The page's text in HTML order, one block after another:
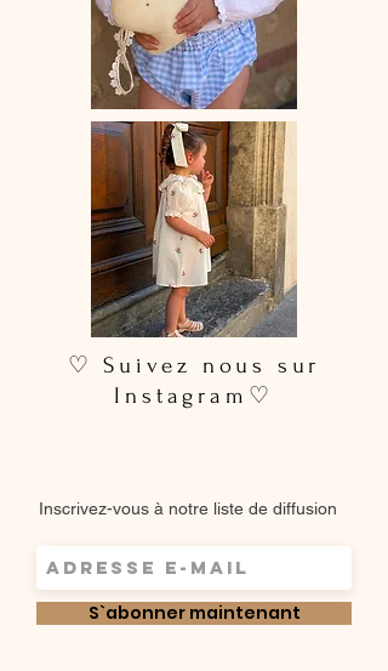
♡ Suivez nous sur
Instagram♡
Inscrivez-vous à notre liste de diffusion
S`abonner maintenant